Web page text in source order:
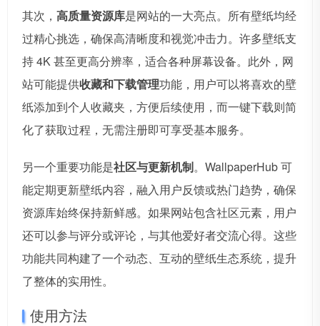
其次， 高质量资源库是网站的一大亮点。所有壁纸均经
过精心挑选，确保高清晰度和视觉冲击力。许多壁纸支
持 4K 甚至更高分辨率，适合各种屏幕设备。此外，网
站可能提供收藏和下载管理功能，用户可以将喜欢的壁
纸添加到个人收藏夹，方便后续使用，而一键下载则简
化了获取过程，无需注册即可享受基本服务。
另一个重要功能是社区与更新机制。WallpaperHub 可
能定期更新壁纸内容，融入用户反馈或热门趋势，确保
资源库始终保持新鲜感。如果网站包含社区元素，用户
还可以参与评分或评论，与其他爱好者交流心得。这些
功能共同构建了一个动态、互动的壁纸生态系统，提升
了整体的实用性。
使用方法